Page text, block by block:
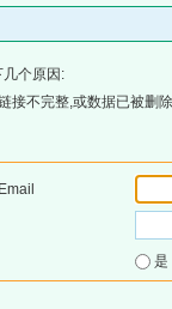
个原因:
接不完整,或数据已被删
Email